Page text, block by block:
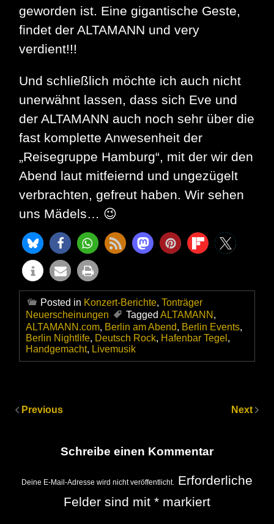
geworden ist. Eine gigantische Geste,
findet der ALTAMANN und very
verdient!!!
Und schließlich möchte ich auch nicht
unerwähnt lassen, dass sich Eve und
der ALTAMANN auch noch sehr über die
fast komplette Anwesenheit der
„Reisegruppe Hamburg“, mit der wir den
Abend laut mitfeiernd und ungezügelt
verbrachten, gefreut haben. Wir sehen
uns Mädels… 😉
Posted in Konzert-Berichte, Tonträger
Neuerscheinungen
Tagged ALTAMANN ,
ALTAMANN.com, Berlin am Abend, Berlin Events,
Berlin Nightlife, Deutsch Rock, Hafenbar Tegel ,
Handgemacht, Livemusik
Previous Next
Schreibe einen Kommentar
Deine E-Mail-Adresse wird nicht veröffentlicht. Erforderliche
Felder sind mit * markiert